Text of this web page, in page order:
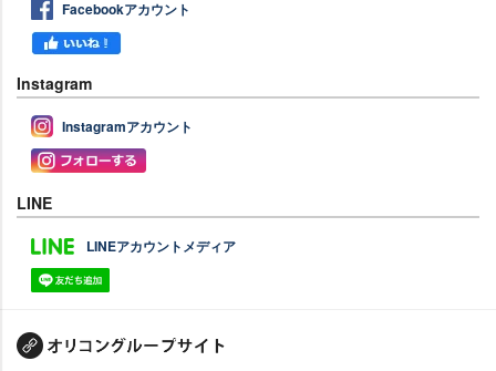
Facebookアカウント
Instagram
Instagramアカウント
LINE
LINEアカウントメディア